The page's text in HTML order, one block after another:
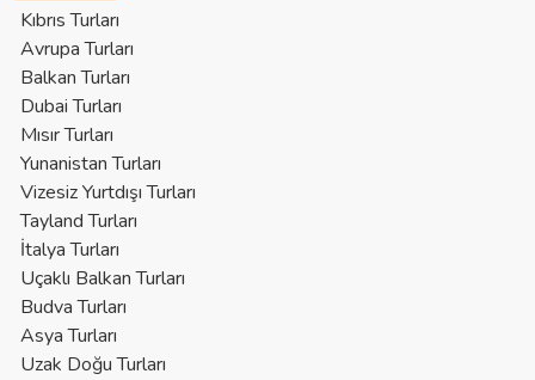
Kıbrıs Turları
Avrupa Turları
Balkan Turları
Dubai Turları
Mısır Turları
Yunanistan Turları
Vizesiz Yurtdışı Turları
Tayland Turları
İtalya Turları
Uçaklı Balkan Turları
Budva Turları
Asya Turları
Uzak Doğu Turları